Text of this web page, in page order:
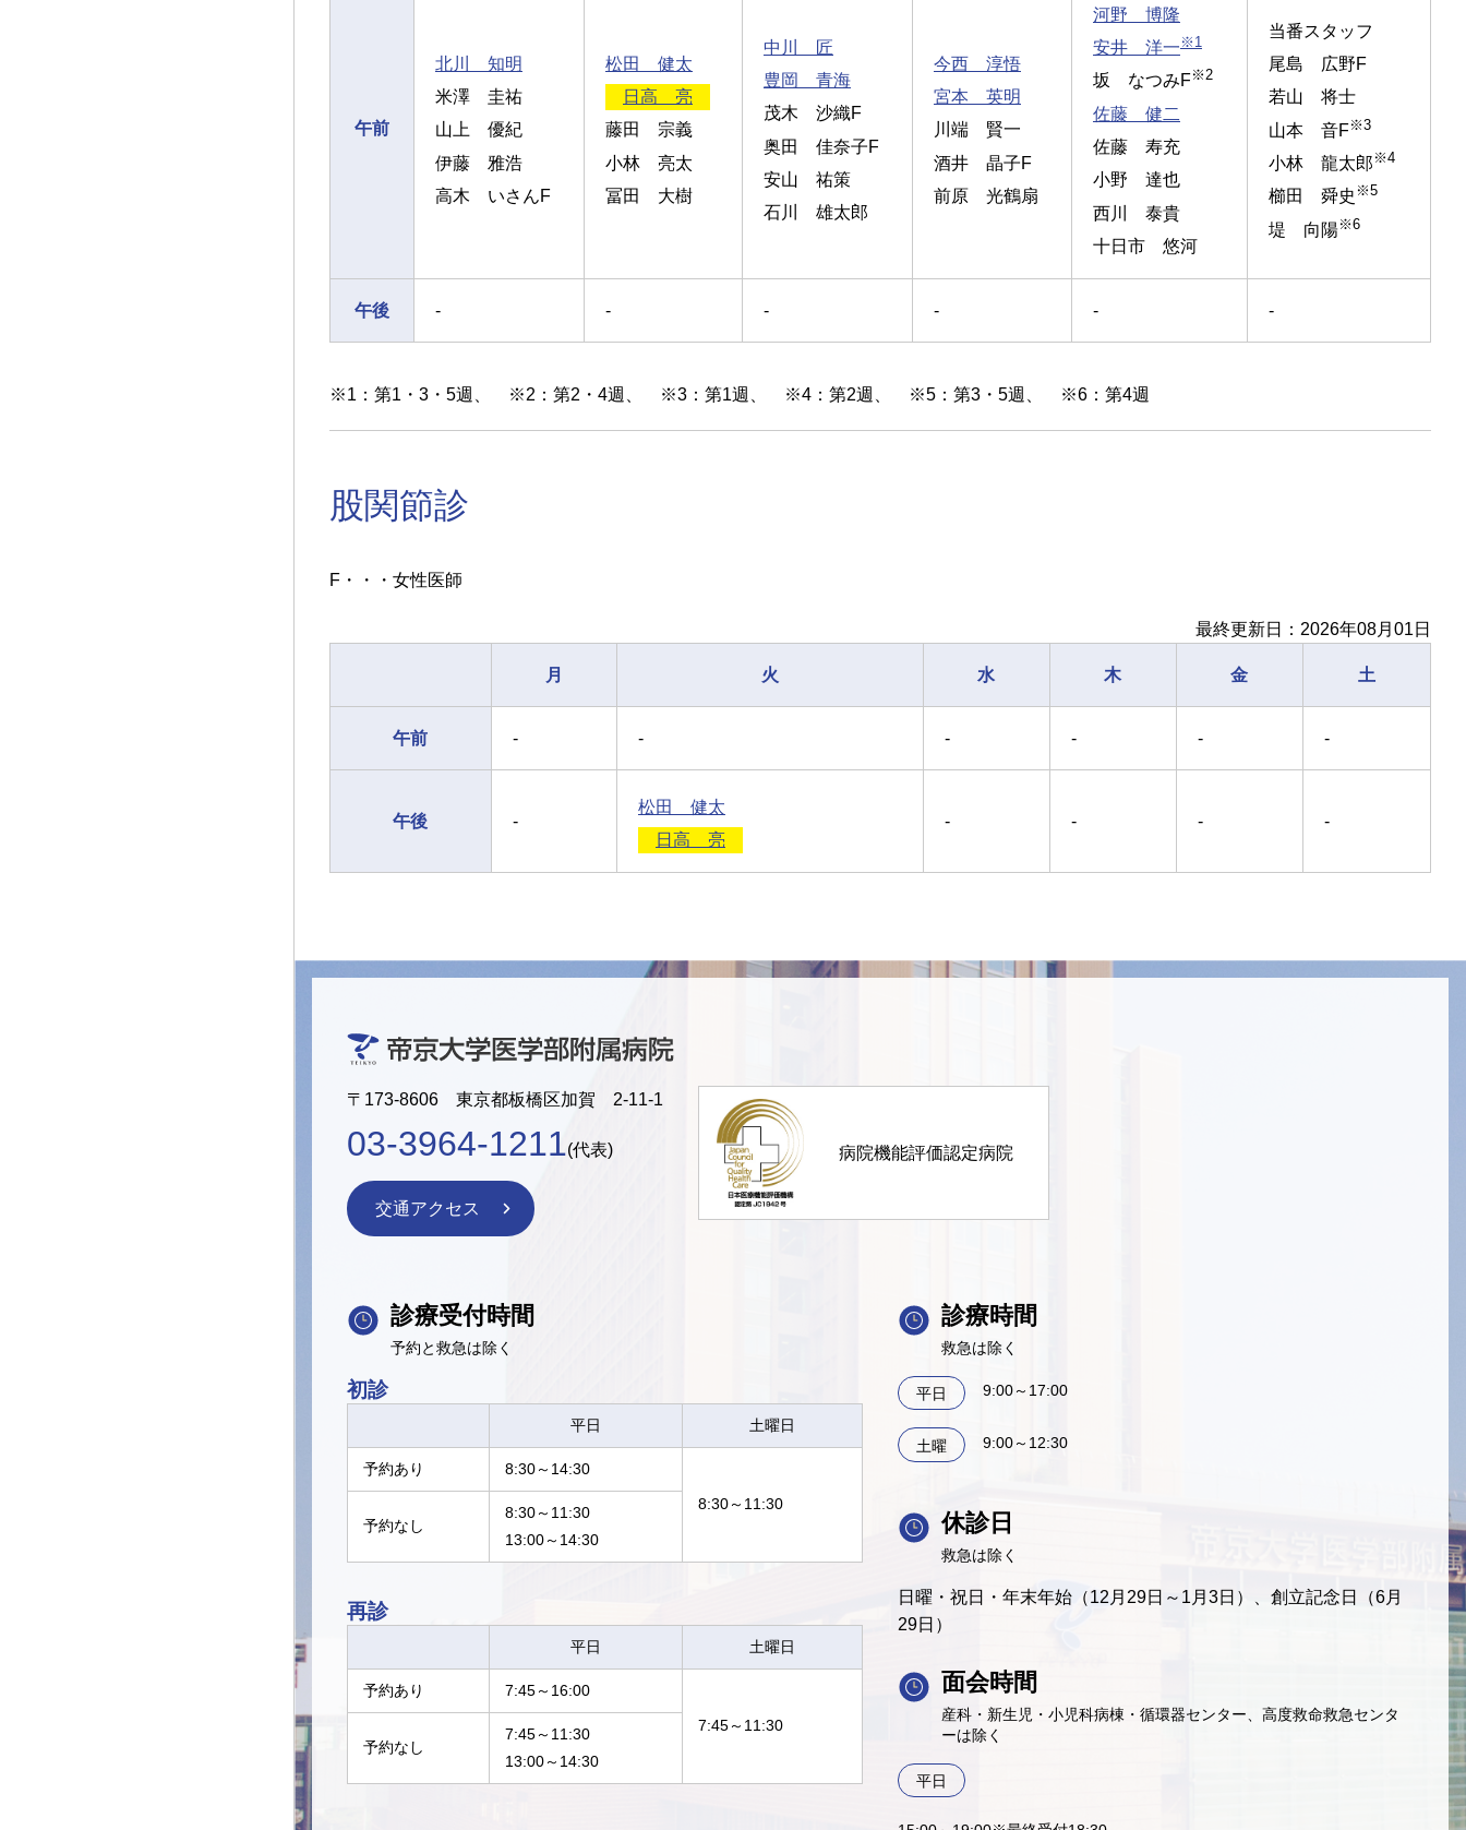
午前
北川 知明
米澤 圭祐
山上 優紀
伊藤 雅浩
高木 いさんF
松田 健太
日高 亮
藤田 宗義
小林 亮太
冨田 大樹
中川 匠
豊岡 青海
茂木 沙織F
奥田 佳奈子F
安山 祐策
石川 雄太郎
今西 淳悟
宮本 英明
川端 賢一
酒井 晶子F
前原 光鶴扇
河野 博隆
安井 洋一 ※1
坂 なつみF※2
佐藤 健二
佐藤 寿充
小野 達也
西川 泰貴
十日市 悠河
当番スタッフ
尾島 広野F
若山 将士
山本 音F※3
小林 龍太郎 ※4
櫛田 舜史 ※5
堤 向陽※6
午後 - - - - - -
※1：第1・3・5週、 ※2：第2・4週、 ※3：第1週、 ※4：第2週、 ※5：第3・5週、 ※6：第4週
股関節診
F・・・女性医師
最終更新日：2026年08月01日
月 火 水 木 金 土
午前 - - - - - -
午後 -
松田 健太
日高 亮
- - - -
〒173-8606 東京都板橋区加賀 2-11-1
03-3964-1211(代表)
交通アクセス
病院機能評価認定病院
診療受付時間
予約と救急は除く
初診
平日 土曜日
予約あり
8:30～14:30
8:30～11:30
予約なし
8:30～11:30
13:00～14:30
再診
平日 土曜日
予約あり
7:45～16:00
7:45～11:30
予約なし
7:45～11:30
13:00～14:30
診療時間
救急は除く
平日 9:00～17:00
土曜 9:00～12:30
休診日
救急は除く
日曜・祝日・年末年始（12月29日～1月3日）、創立記念日（6月
29日）
面会時間
産科・新生児・小児科病棟・循環器センター、高度救命救急センタ
ーは除く
平日